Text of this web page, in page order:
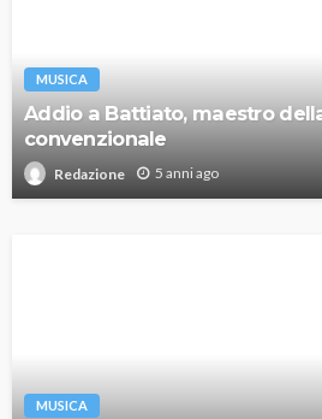
MUSICA
Addio a Battiato, maestro
convenzionale
Redazione 5 anni ago
MUSICA